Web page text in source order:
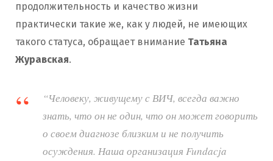
продолжительность и качество жизни
практически такие же, как у людей, не имеющих
такого статуса, обращает внимание Татьяна
Журавская.
“Человеку, живущему с ВИЧ, всегда важно
знать, что он не один, что он может говорить
о своем диагнозе близким и не получить
осуждения. Наша организация Fundacja